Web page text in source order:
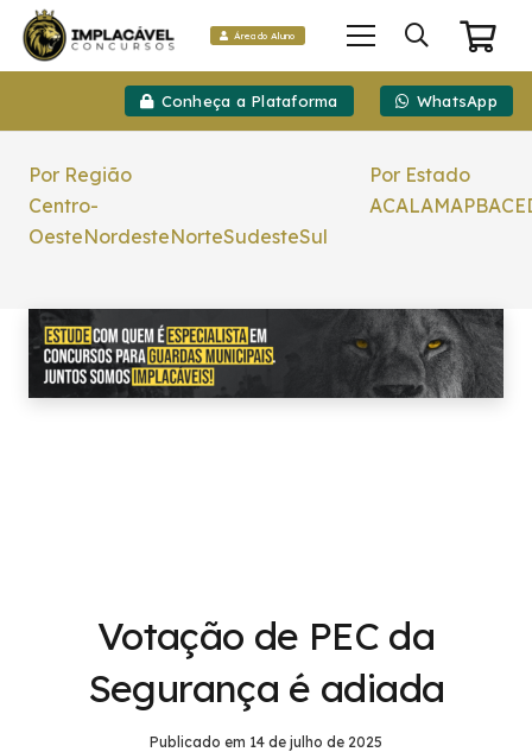
Área do Aluno
Conheça a Plataforma WhatsApp
Por Região
Centro-
OesteNordesteNorteSudesteSul
Por Estado
ACALAMAPBACE
Votação de PEC da
Segurança é adiada
Publicado em 14 de julho de 2025